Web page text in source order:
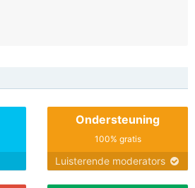
Ondersteuning
100% gratis
Luisterende moderators